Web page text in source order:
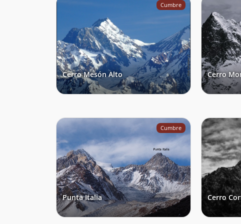
Cumbre
Cerro Mesón Alto Cerro
Cumbre
Punta Italia Cerro